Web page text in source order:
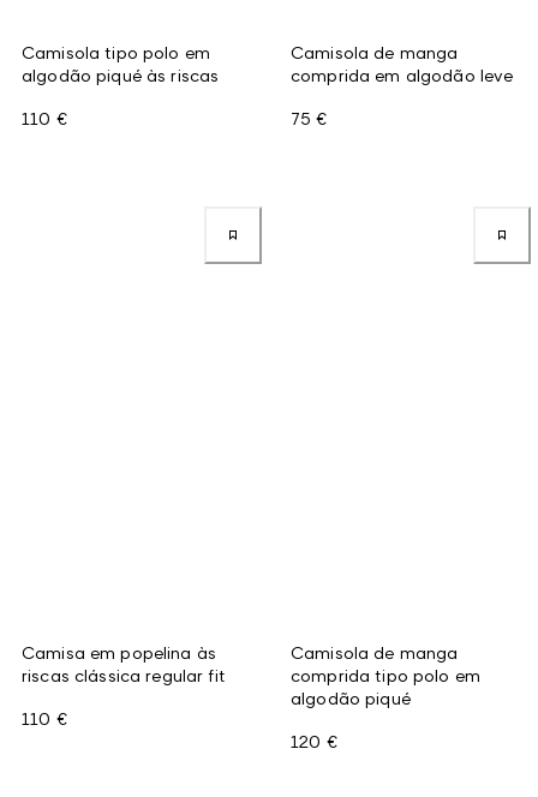
Camisola tipo polo em
algodão piqué às riscas
110 €
Camisola de manga
comprida em algodão leve
75 €
Camisa em popelina às
riscas clássica regular fit
110 €
Camisola de manga
comprida tipo polo em
algodão piqué
120 €